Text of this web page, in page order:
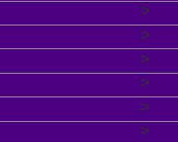
>
>
>
>
>
>